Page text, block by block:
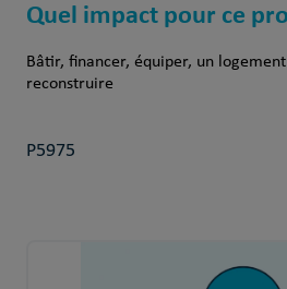
Quel impact pour ce
Bâtir, financer, équiper, un
reconstruire
P5975